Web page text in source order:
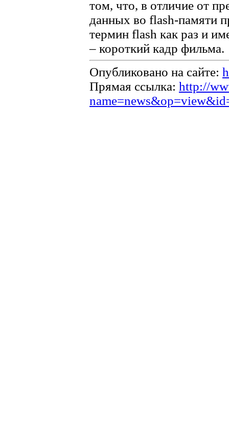
том, что, в отличие от
данных во flash-памяти
термин flash как раз и
– короткий кадр фильма.
Опубликовано на сайте:
Прямая ссылка: http://